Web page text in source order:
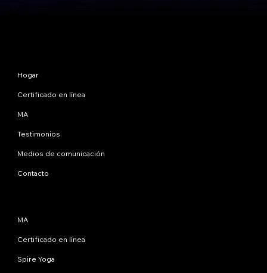
Hogar
Certificado en línea
MA
Testimonios
Medios de comunicación
Contacto
MA
Certificado en línea
Spire Yoga